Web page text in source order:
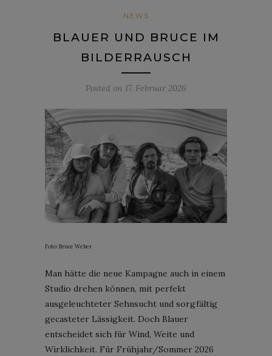
NEWS
BLAUER UND BRUCE IM
BILDERRAUSCH
Posted on 17. Februar 2026
Foto: Bruce Weber
Man hätte die neue Kampagne auch in einem
Studio drehen können, mit perfekt
ausgeleuchteter Sehnsucht und sorgfältig
gecasteter Lässigkeit. Doch Blauer
entscheidet sich für Wind, Weite und
Wirklichkeit. Für Frühjahr/Sommer 2026